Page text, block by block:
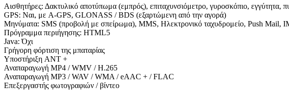
Αισθητήρες: Δακτυλικό αποτύπωμα (εμπρός), επιταχυνσιόμετρο, γυροσκόπιο, εγγύτητα,
GPS: Ναι, με A-GPS, GLONASS / BDS (εξαρτώμενη από την αγορά)
Μηνύματα: SMS (προβολή με σπείρωμα), MMS, Ηλεκτρονικό ταχυδρομείο, Push Mail,
Πρόγραμμα περιήγησης: HTML5
Java: Όχι
Γρήγορη φόρτιση της μπαταρίας
Υποστήριξη ANT +
Αναπαραγωγή MP4 / WMV / H.265
Αναπαραγωγή MP3 / WAV / WMA / eAAC + / FLAC
Επεξεργαστής φωτογραφιών / βίντεο